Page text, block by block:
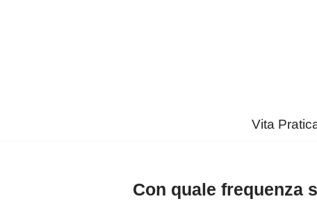
Vita
Con quale frequenza